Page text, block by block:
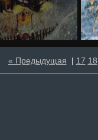
« Предыдущая | 17 18